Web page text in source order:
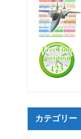
カテゴリー